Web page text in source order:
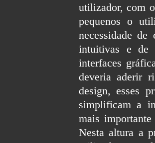
utilizador, com
pequenos o
necessidade
intuitivas e de
interfaces
deveria aderir
design, esses
simplificam a
mais
Nesta altura a